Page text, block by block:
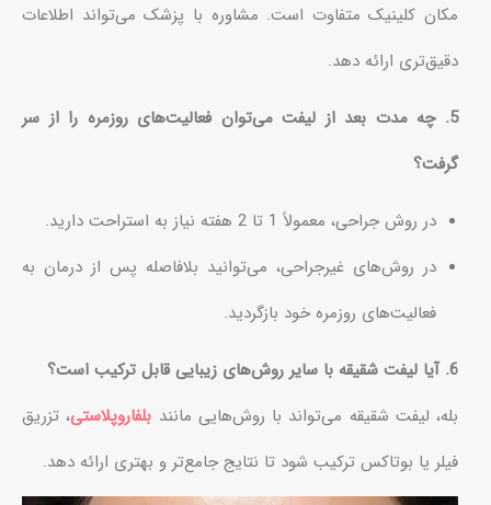
مکان کلینیک متفاوت است. مشاوره با پزشک می‌تواند اطلاعات
دقیق‌تری ارائه دهد.
5. چه مدت بعد از لیفت می‌توان فعالیت‌های روزمره را از سر
گرفت؟
در روش جراحی، معمولاً 1 تا 2 هفته نیاز به استراحت دارید.
در روش‌های غیرجراحی، می‌توانید بلافاصله پس از درمان به
فعالیت‌های روزمره خود بازگردید.
6. آیا لیفت شقیقه با سایر روش‌های زیبایی قابل ترکیب است؟
بله، لیفت شقیقه می‌تواند با روش‌هایی مانند بلفاروپلاستی، تزریق
فیلر یا بوتاکس ترکیب شود تا نتایج جامع‌تر و بهتری ارائه دهد.